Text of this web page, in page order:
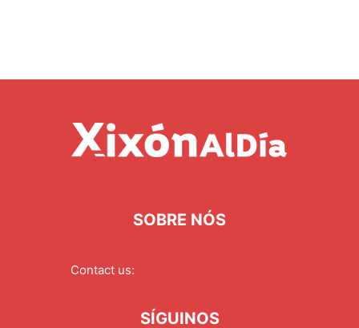
SOBRE NÓS
Contact us:
SÍGUINOS